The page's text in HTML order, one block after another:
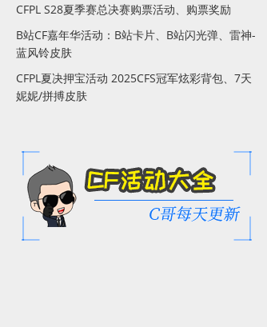
CFPL S28夏季赛总决赛购票活动、购票奖励
B站CF嘉年华活动：B站卡片、B站闪光弹、雷神-
蓝风铃皮肤
CFPL夏决押宝活动 2025CFS冠军炫彩背包、7天
妮妮/拼搏皮肤